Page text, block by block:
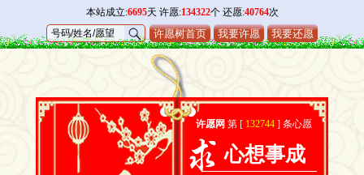
本站成立:6695天 许愿:134322个 还愿:40764次
许愿树首页 我要许愿 我要还愿
许愿网 第 [ 132744 ] 条心愿
心想事成